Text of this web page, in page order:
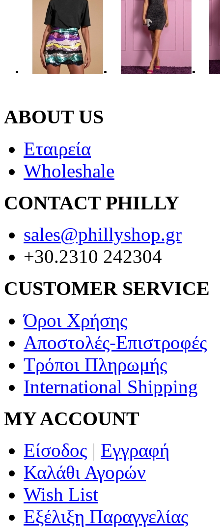
ABOUT US
Εταιρεία
Wholeshale
CONTACT PHILLY
sales@phillyshop.gr
+30.2310 242304
CUSTOMER SERVICE
Όροι Χρήσης
Αποστολές-Επιστροφές
Τρόποι Πληρωμής
International Shipping
MY ACCOUNT
Είσοδος | Εγγραφή
Καλάθι Αγορών
Wish List
Εξέλιξη Παραγγελίας